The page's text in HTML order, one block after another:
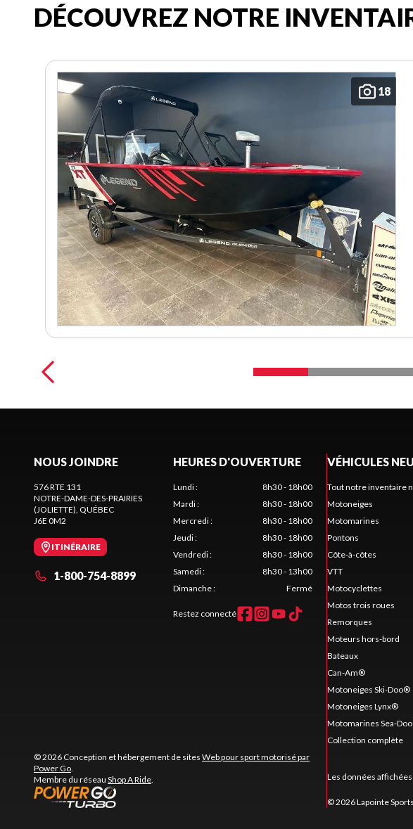
DÉCOUVREZ NOTRE
18
NOUS JOINDRE
576 RTE 131
NOTRE-DAME-DES-PRAIRIES
(JOLIETTE) , QUÉBEC
J6E 0M2
ITINÉRAIRE
1-800-754-8899
HEURES D'OUVERTURE
Lundi:
8h30 - 18h00
Mardi:
8h30 - 18h00
Mercredi:
8h30 - 18h00
Jeudi:
8h30 - 18h00
Vendredi:
8h30 - 18h00
Samedi:
8h30 - 13h00
Dimanche: Fermé
Restez connecté
© 2026 Conception et hébergement de sites Web pour sport motorisé par
Power Go
Membre du réseau Shop A Ride
VÉHICULES
Tout notre inventaire
Motoneiges
Motomarines
Pontons
Côte-à-côtes
VTT
Motocyclettes
Motos trois roues
Remorques
Moteurs hors-bord
Bateaux
Can-Am®
Motoneiges Ski-Doo®
Motoneiges Lynx®
Motomarines Sea-
Collection complète
Les données
© 2026 Lapointe